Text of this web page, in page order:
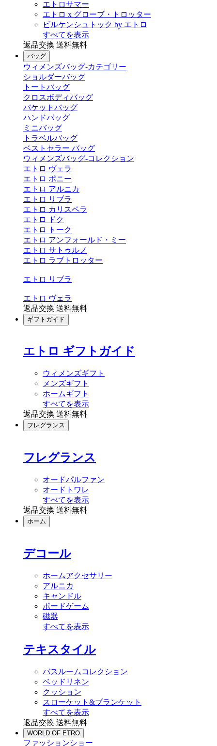
エトロサマー
エトロ x グローブ・トロッター
ビルケンシュトック by エトロ
すべてを表示
返品交換 送料無料
バッグ
ウィメンズバッグ-カテゴリー
ショルダーバッグ
トートバッグ
クロスボディバッグ
バケットバッグ
ハンドバッグ
ミニバッグ
トラベルバッグ
ベストセラー バッグ
ウィメンズバッグ-コレクション
エトロ ヴェラ
エトロ ポニー
エトロ アルニカ
エトロ リブラ
エトロ カリスペラ
エトロ ドク
エトロ トーク
エトロ アンフォールド・ミー
エトロ サトゥルノ
エトロ ラブトロッター
エトロ リブラ
エトロ ヴェラ
返品交換 送料無料
ギフトガイド
エトロ ギフトガイド
ウィメンズギフト
メンズギフト
ホームギフト
すべてを表示
返品交換 送料無料
フレグランス
フレグランス
オードパルファン
オードトワレ
すべてを表示
返品交換 送料無料
ホーム
デコール
ホームアクセサリー
アルニカ
キャンドル
ボードゲーム
磁器
すべてを表示
テキスタイル
バスルームコレクション
ベッドリネン
クッション
スローケット&ブランケット
すべてを表示
返品交換 送料無料
WORLD OF ETRO
ファッションショー